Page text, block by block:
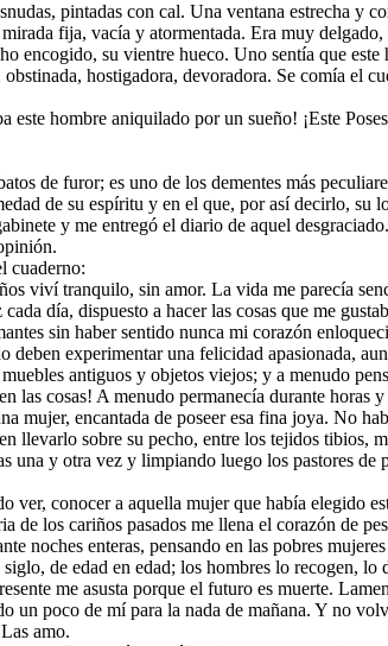
pintadas con cal. Una ventana estrecha y
fija, vacía y atormentada. Era muy
encogido, su vientre hueco. Uno sentía que
obstinada, hostigadora, devoradora. Se comía
este hombre aniquilado por un sueño! ¡Este
de furor; es uno de los dementes más
de su espíritu y en el que, por así decirlo, su
y me entregó el diario de aquel desgraciado.
cuaderno:
viví tranquilo, sin amor. La vida me parecía
día, dispuesto a hacer las cosas que me
sin haber sentido nunca mi corazón
deben experimentar una felicidad apasionada,
antiguos y objetos viejos; y a menudo
las cosas! A menudo permanecía durante
mujer, encantada de poseer esa fina joya. No
llevarlo sobre su pecho, entre los tejidos tibios,
una y otra vez y limpiando luego los pastores
ver, conocer a aquella mujer que había elegido
de los cariños pasados me llena el corazón de
noches enteras, pensando en las pobres
de edad en edad; los hombres lo recogen, lo
me asusta porque el futuro es muerte.
un poco de mí para la nada de mañana. Y no
amo.